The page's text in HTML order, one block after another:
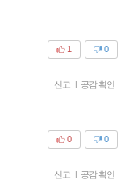
0
1
신고 | 공감 확인
0
0
신고 | 공감 확인